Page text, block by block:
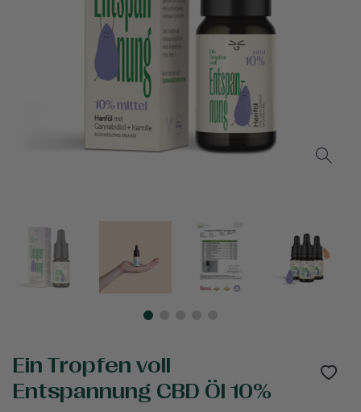
Ein Tropfen voll
Entspannung CBD Öl 10%